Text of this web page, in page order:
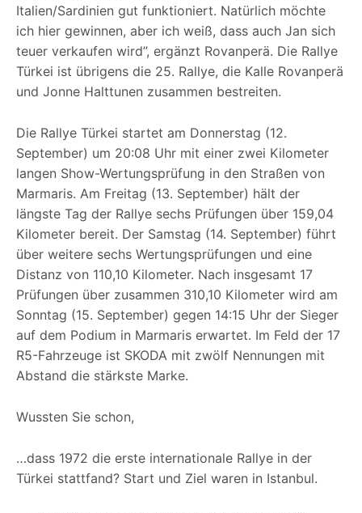
Italien/Sardinien gut funktioniert. Natürlich möchte
ich hier gewinnen, aber ich weiß, dass auch Jan sich
teuer verkaufen wird”, ergänzt Rovanperä. Die Rallye
Türkei ist übrigens die 25. Rallye, die Kalle Rovanperä
und Jonne Halttunen zusammen bestreiten.
Die Rallye Türkei startet am Donnerstag (12.
September) um 20:08 Uhr mit einer zwei Kilometer
langen Show-Wertungsprüfung in den Straßen von
Marmaris. Am Freitag (13. September) hält der
längste Tag der Rallye sechs Prüfungen über 159,04
Kilometer bereit. Der Samstag (14. September) führt
über weitere sechs Wertungsprüfungen und eine
Distanz von 110,10 Kilometer. Nach insgesamt 17
Prüfungen über zusammen 310,10 Kilometer wird am
Sonntag (15. September) gegen 14:15 Uhr der Sieger
auf dem Podium in Marmaris erwartet. Im Feld der 17
R5-Fahrzeuge ist SKODA mit zwölf Nennungen mit
Abstand die stärkste Marke.
Wussten Sie schon,
…dass 1972 die erste internationale Rallye in der
Türkei stattfand? Start und Ziel waren in Istanbul.